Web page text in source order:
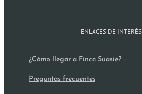
ENLACES DE INTERÉS
¿Cómo llegar a Finca Suasie?
Preguntas frecuentes